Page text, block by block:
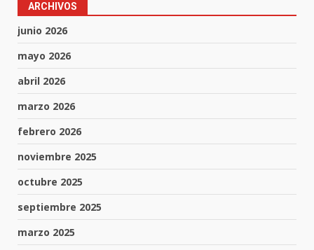
ARCHIVOS
junio 2026
mayo 2026
abril 2026
marzo 2026
febrero 2026
noviembre 2025
octubre 2025
septiembre 2025
marzo 2025